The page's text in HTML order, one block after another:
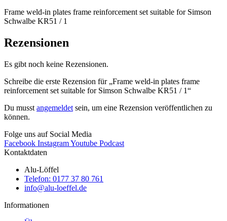
Frame weld-in plates frame reinforcement set suitable for Simson
Schwalbe KR51 / 1
Rezensionen
Es gibt noch keine Rezensionen.
Schreibe die erste Rezension für „Frame weld-in plates frame
reinforcement set suitable for Simson Schwalbe KR51 / 1“
Du musst angemeldet sein, um eine Rezension veröffentlichen zu
können.
Folge uns auf Social Media
Facebook InstagramYoutube Podcast
Kontaktdaten
Alu-Löffel
Telefon: 0177 37 80 761
info@alu-loeffel.de
Informationen